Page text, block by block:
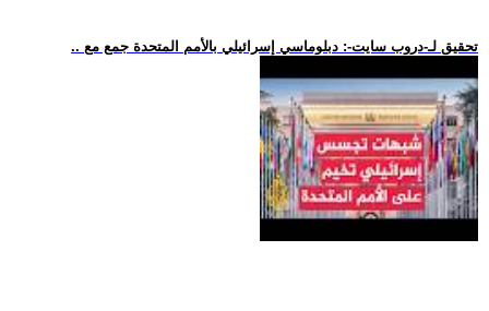
.. تحقيق لـ-دروب سايت-: دبلوماسي إسرائيلي بالأمم المتحدة جمع مع